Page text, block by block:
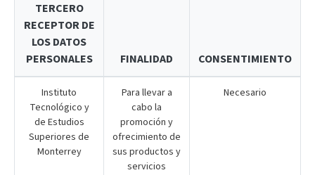
TERCERO
RECEPTOR DE
LOS DATOS
PERSONALES
FINALIDAD CONSENTIMIENTO
Instituto
Tecnológico y
de Estudios
Superiores de
Monterrey
Para llevar a
cabo la
promoción y
ofrecimiento de
sus productos y
servicios
Necesario